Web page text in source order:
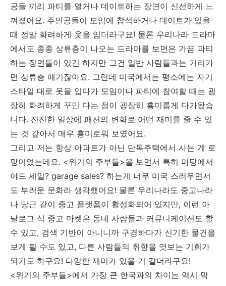
공들 끼리 파티를 열거나 데이트하는 장면이 신선하게 느
껴졌어요. 주인공들이 모임에 참석하거나 데이트가 있을
때 정말 화려하게 옷을 입더라구요! 물론 우리나라 드라마
에서도 종종 상류층이 나오는 드라마를 보면은 가끔 파티
하는 장면들이 있긴 하지만 그건 일반 사람들과는 거리가
먼 상류층 얘기잖아요. 그런데 미국에서는 평소에는 자기
스타일 대로 옷을 입다가 모임이나 파티에 참여할 때는 굉
장히 화려하게 꾸민 다는 점이 굉장히 흥미롭게 다가왔습
니다. 잔잔한 일상에 패션의 변화로 어떤 재미를 줄 수 있
는 것 같아서 매우 흥미로워 보였어요.
그리고 저는 항상 아파트가 아닌 단독주택에서 사는 게 로
망이었는데요. <위기의 주부들>을 보면서 특히 마당에서
야드 세일? garage sales? 하는게 너무 미국 스러우면서
도 부러운 문화라 생각했어요! 물론 우리나라도 중고나라
나 당근 같이 중고 플랫폼이 활성화되어 있지만, 이런 아
날로그 식 중고 마켓은 동네 사람들과 커뮤니케이션도 할
수 있고, 검색 기반이 아니니까 구경하다가 신기한 물건을
보게 될 수도 있고, 다른 사람들의 취향을 엿보는 기회가
되기도 하구요! 다양한 재미가 있을 거 같더라구요!
<위기의 주부들>에서 가장 큰 한국과의 차이는 역시 막